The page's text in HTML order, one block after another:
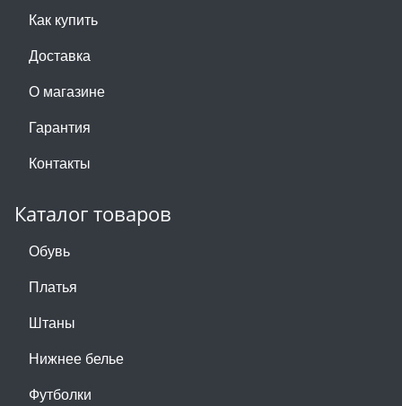
Как купить
Доставка
О магазине
Гарантия
Контакты
Каталог товаров
Обувь
Платья
Штаны
Нижнее белье
Футболки